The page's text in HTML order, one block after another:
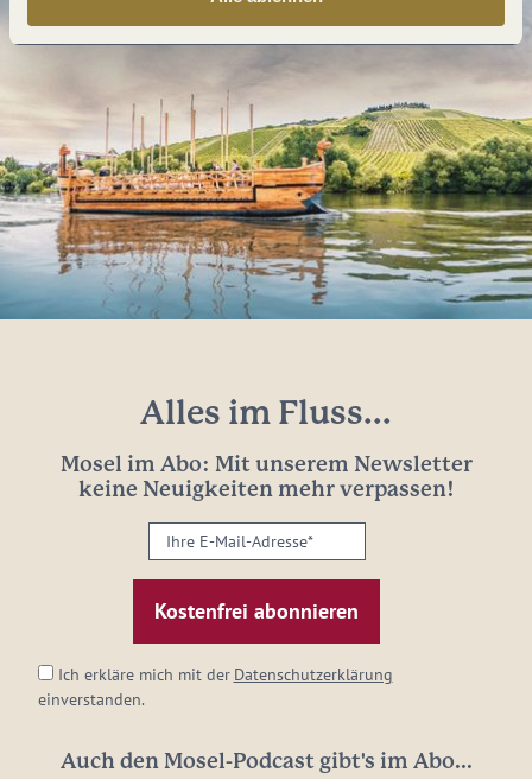
Alles im Fluss...
Mosel im Abo: Mit unserem Newsletter
keine Neuigkeiten mehr verpassen!
Ihre
E-
Mail-
Adresse:
Ich erkläre mich mit der Datenschutzerklärung
einverstanden.
Auch den Mosel-Podcast gibt's im Abo...